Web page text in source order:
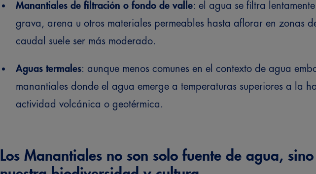
Manantiales de filtración o fondo de valle: el agua se filtra
grava, arena u otros materiales permeables hasta aflorar en zonas
caudal suele ser más moderado.
Aguas termales: aunque menos comunes en el contexto de agua
manantiales donde el agua emerge a temperaturas superiores a la
actividad volcánica o geotérmica.
Los Manantiales no son solo fuente de agua,